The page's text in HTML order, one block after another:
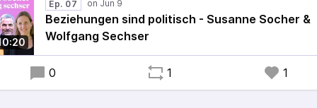
wie aus echter Begegnung wieder Vertrauen und
entstehen können.
Ep. 07
Beziehungen sind politisch - Susanne Socher &
Wolfgang Sechser
0 1 1